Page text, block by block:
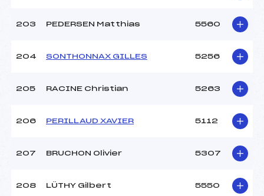
203 PEDERSEN Matthias 5560
204 SONTHONNAX GILLES 5256
205 RACINE Christian 5263
206 PERILLAUD XAVIER 5112
207 BRUCHON Olivier 5307
208 LÜTHY Gilbert 5550